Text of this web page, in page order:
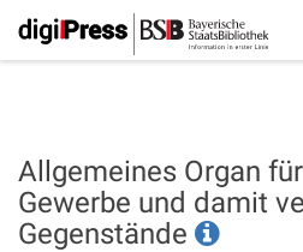
Allgemeines Organ
Gewerbe und damit
Gegenstände